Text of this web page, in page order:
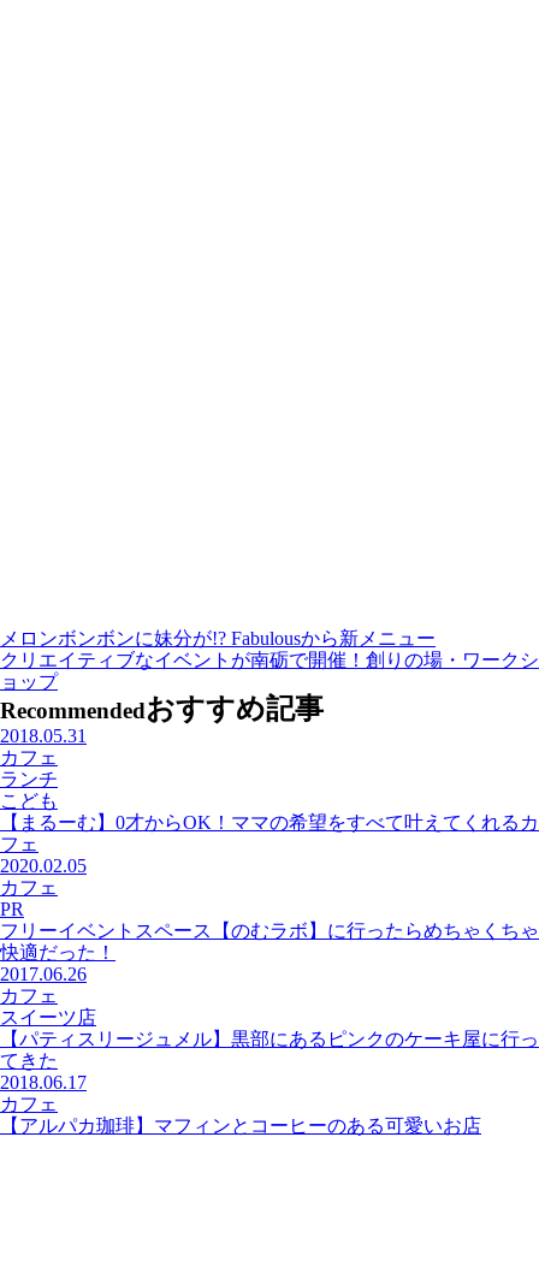
メロンボンボンに妹分が!? Fabulousから新メニュー
クリエイティブなイベントが南砺で開催！創りの場・ワークシ
ョップ
Recommendedおすすめ記事
2018.05.31
カフェ
ランチ
こども
【まるーむ】0才からOK！ママの希望をすべて叶えてくれるカ
フェ
2020.02.05
カフェ
PR
フリーイベントスペース【のむラボ】に行ったらめちゃくちゃ
快適だった！
2017.06.26
カフェ
スイーツ店
【パティスリージュメル】黒部にあるピンクのケーキ屋に行っ
てきた
2018.06.17
カフェ
【アルパカ珈琲】マフィンとコーヒーのある可愛いお店